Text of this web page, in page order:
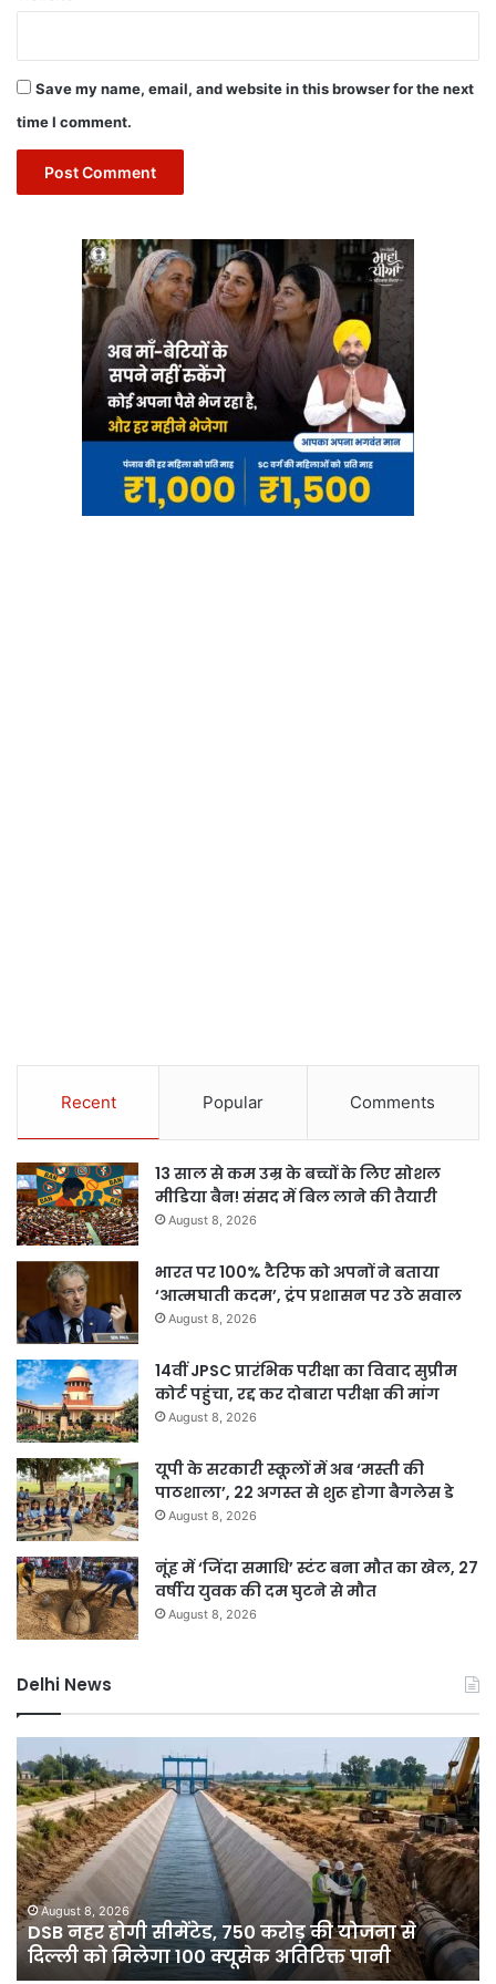
Save my name, email, and website in this browser for the next
time I comment.
Recent Popular Comments
13 साल से कम उम्र के बच्चों के लिए सोशल
मीडिया बैन! संसद में बिल लाने की तैयारी
August 8, 2026
भारत पर 100% टैरिफ को अपनों ने बताया
‘आत्मघाती कदम’, ट्रंप प्रशासन पर उठे सवाल
August 8, 2026
14वीं JPSC प्रारंभिक परीक्षा का विवाद सुप्रीम
कोर्ट पहुंचा, रद्द कर दोबारा परीक्षा की मांग
August 8, 2026
यूपी के सरकारी स्कूलों में अब ‘मस्ती की
पाठशाला’, 22 अगस्त से शुरू होगा बैगलेस डे
August 8, 2026
नूंह में ‘जिंदा समाधि’ स्टंट बना मौत का खेल, 27
वर्षीय युवक की दम घुटने से मौत
August 8, 2026
Delhi News
750 करोड़ की योजना से
क्यूसेक अतिरिक्त पानी
दिल्ली
में
बारिश
ने
तोड़ा
15
साल
का
रिकॉर्ड,
7
डिग्री
August 8, 2026
दिल्ली में बारिश ने
गिरा पारा; गुरुग्राम